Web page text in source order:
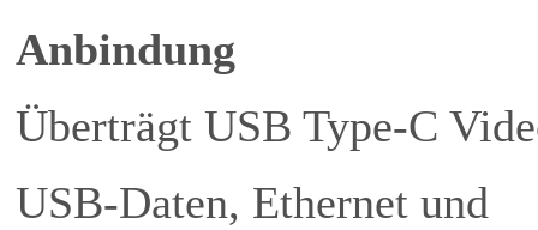
Anbindung
Überträgt USB Type-C
USB-Daten, Ethernet und